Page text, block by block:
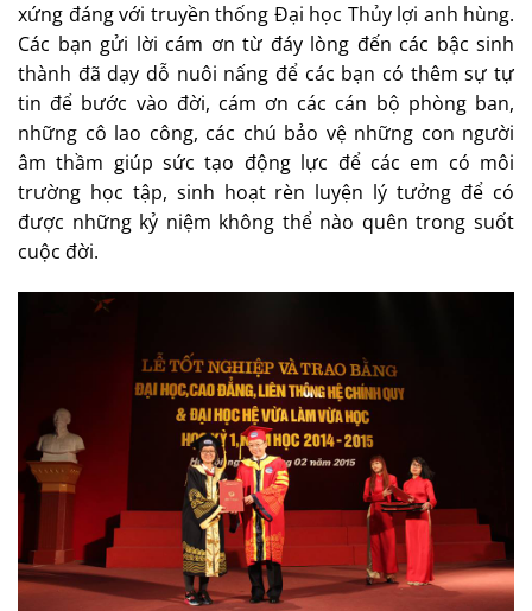
xứng đáng với truyền thống Đại học Thủy lợi anh hùng.
Các bạn gửi lời cám ơn từ đáy lòng đến các bậc sinh
thành đã dạy dỗ nuôi nấng để các bạn có thêm sự tự
tin để bước vào đời, cám ơn các cán bộ phòng ban,
những cô lao công, các chú bảo vệ những con người
âm thầm giúp sức tạo động lực để các em có môi
trường học tập, sinh hoạt rèn luyện lý tưởng để có
được những kỷ niệm không thể nào quên trong suốt
cuộc đời.